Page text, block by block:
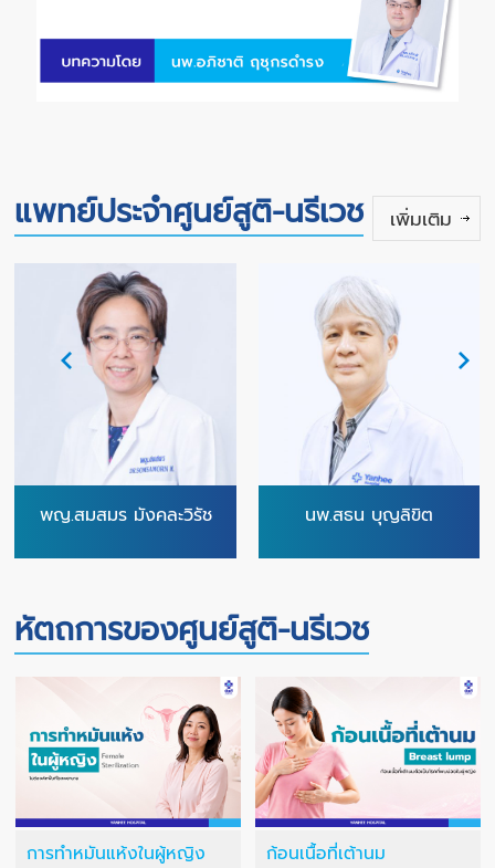
แพทย์ประจำศูนย์สูติ-นรีเวช เพิ่มเติม
พญ.สมสมร มังคละวิรัช นพ.สธน บุญลิขิต
หัตถการของศูนย์สูติ-นรีเวช
การทำหมันแห้งในผู้หญิง ก้อนเนื้อที่เต้านม